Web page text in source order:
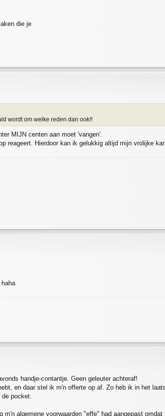
die je
wordt om welke reden dan ook!!
MIJN centen aan moet 'vangen'.
reageert. Hierdoor kan ik gelukkig altijd mijn vrolijke
handje-contantje. Geen geleuter achteraf!
en daar stel ik m'n offerte op af. Zo heb ik in het
pocket.
algemene voorwaarden "effe" had aangepast